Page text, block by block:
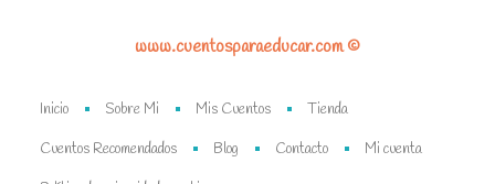
www.cuentosparaeducar.com ©
Inicio Sobre Mi Mis Cuentos Tienda
Cuentos Recomendados Blog Contacto Mi cuenta